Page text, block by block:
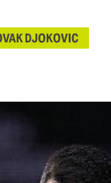
DJOKOVIC